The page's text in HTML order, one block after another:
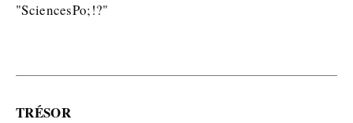
"SciencesPo;!?"
TRÉSOR